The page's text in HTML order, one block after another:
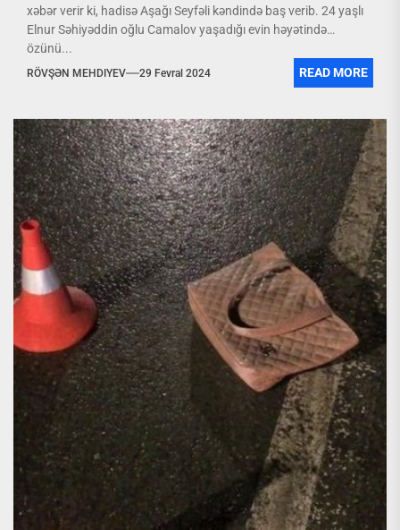
xəbər verir ki, hadisə Aşağı Seyfəli kəndində baş verib. 24 yaşlı
Elnur Səhiyəddin oğlu Camalov yaşadığı evin həyətində
özünü...
RÖVŞƏN MEHDIYEV 29 Fevral 2024 READ MORE